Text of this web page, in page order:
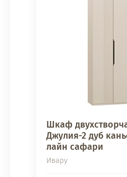
Шкаф
Джулия-2 дуб
лайн сафари
Ивару